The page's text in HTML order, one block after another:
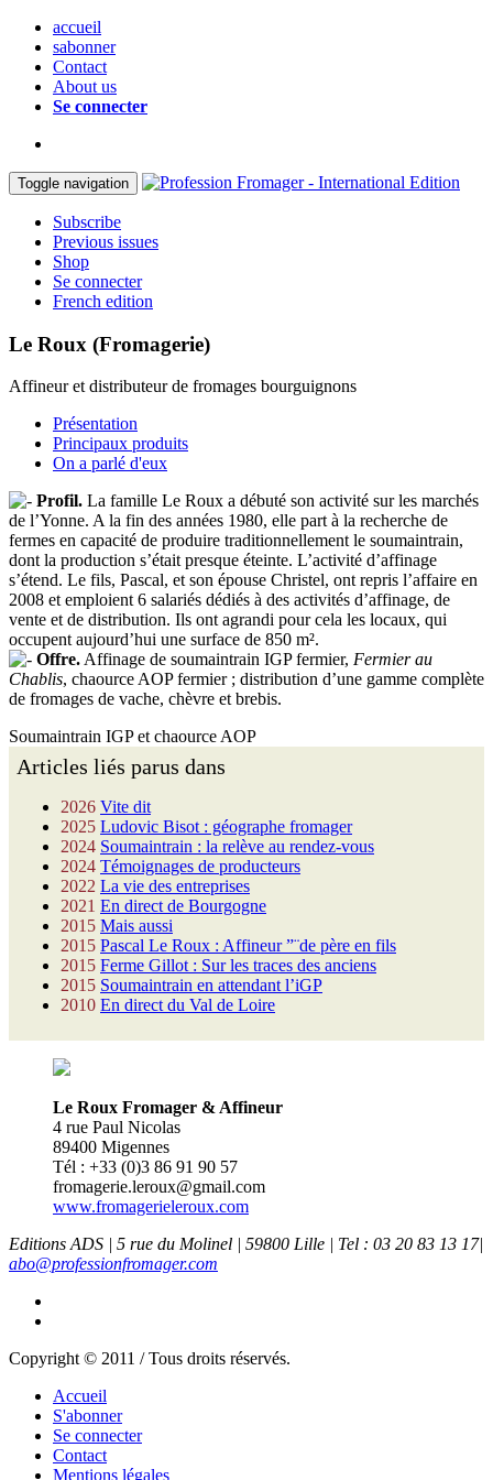
accueil
sabonner
Contact
About us
Se connecter
Toggle navigation
Subscribe
Previous issues
Shop
Se connecter
French edition
Le Roux (Fromagerie)
Affineur et distributeur de fromages bourguignons
Présentation
Principaux produits
On a parlé d'eux
Profil. La famille Le Roux a débuté son activité sur les marchés
de l’Yonne. A la fin des années 1980, elle part à la recherche de
fermes en capacité de produire traditionnellement le soumaintrain,
dont la production s’était presque éteinte. L’activité d’affinage
s’étend. Le fils, Pascal, et son épouse Christel, ont repris l’affaire en
2008 et emploient 6 salariés dédiés à des activités d’affinage, de
vente et de distribution. Ils ont agrandi pour cela les locaux, qui
occupent aujourd’hui une surface de 850 m².
Offre.Affinage de soumaintrain IGP fermier, Fermier au
Chablis, chaource AOP fermier ; distribution d’une gamme complète
de fromages de vache, chèvre et brebis.
Soumaintrain IGP et chaource AOP
Articles liés parus dans
2026 Vite dit
2025 Ludovic Bisot : géographe fromager
2024 Soumaintrain : la relève au rendez-vous
2024 Témoignages de producteurs
2022 La vie des entreprises
2021 En direct de Bourgogne
2015 Mais aussi
2015 Pascal Le Roux : Affineur ”¨de père en fils
2015 Ferme Gillot : Sur les traces des anciens
2015 Soumaintrain en attendant l’iGP
2010 En direct du Val de Loire
Le Roux Fromager & Affineur
4 rue Paul Nicolas
89400 Migennes
Tél : +33 (0)3 86 91 90 57
fromagerie.leroux@gmail.com
www.fromagerieleroux.com
Editions ADS | 5 rue du Molinel | 59800 Lille | Tel : 03 20 83 13 17|
abo@professionfromager.com
Copyright © 2011 / Tous droits réservés.
Accueil
S'abonner
Se connecter
Contact
Mentions légales